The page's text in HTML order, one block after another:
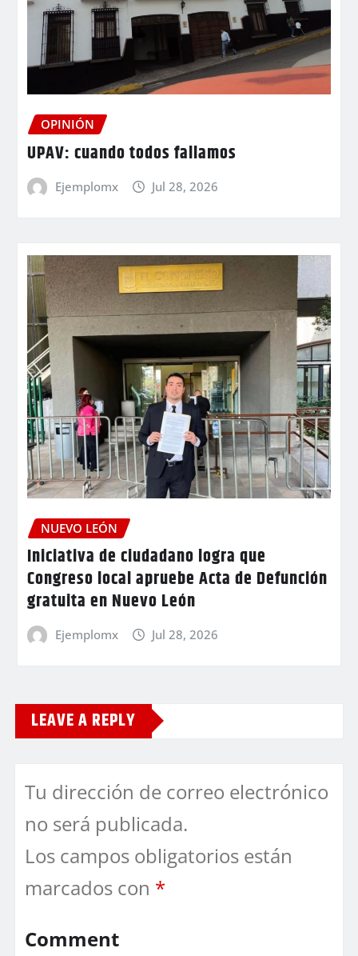
OPINIÓN
UPAV: cuando todos fallamos
Ejemplomx Jul 28, 2026
NUEVO LEÓN
Iniciativa de ciudadano logra que
Congreso local apruebe Acta de Defunción
gratuita en Nuevo León
Ejemplomx Jul 28, 2026
LEAVE A REPLY
Tu dirección de correo electrónico
no será publicada.
Los campos obligatorios están
marcados con *
Comment